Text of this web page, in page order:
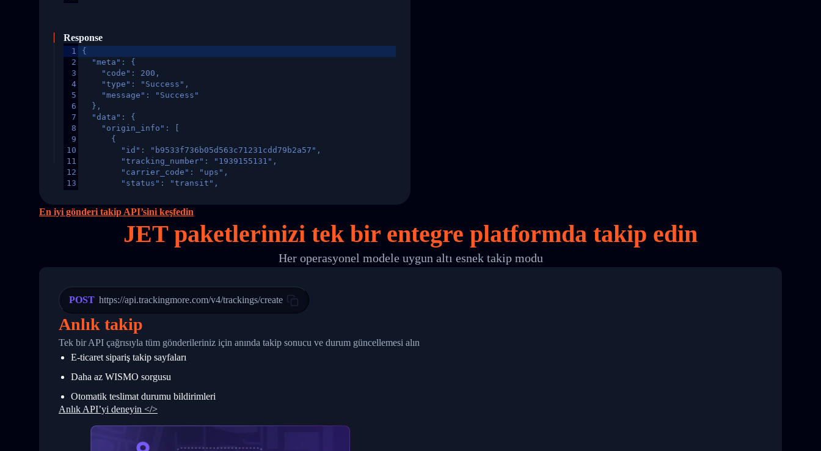
Response
1
2
3
4
5
6
7
8
9
10
11
12
13
16
24
25
26
27
28
29
31
32
34
{
  "meta": {
    "code": 200,
    "type": "Success",
    "message": "Success"
  },
  "data": {
    "origin_info": [
      {
        "id": "b9533f736b05d563c71231cdd79b2a57",
        "tracking_number": "1939155131",
        "carrier_code": "ups",
        "status": "transit",
        "itemTimeLength": 2,
        "weblink": "",
        "phone": null,
        "trackinfo": [
            "Details": "Departed Facility in HONG KONG-HONG KONG, HONG KONG-HONG KONG,2017-03-08 04:22:00"
          },
          {
            "Date": "2017-03-06 15:28:00",
            "StatusDescription": "Shipment picked up",
            "Details": "BEIJING-CHINA,PEOPLES REPUBLIC"
          }
      }
    ]
}
En iyi gönderi takip API’sini keşfedin
JET paketlerinizi tekbir entegre platformda takip edin
Her operasyonel modele uygun altı esnek takip modu
POST https://api.trackingmore.com/v4/trackings/create
Anlık takip
Tek bir API çağrısıyla tüm gönderileriniz için anında takip sonucu ve durum güncellemesi alın
E-ticaret sipariş takip sayfaları
Daha az WISMO sorgusu
Otomatik teslimat durumu bildirimleri
Anlık API’yi deneyin </>